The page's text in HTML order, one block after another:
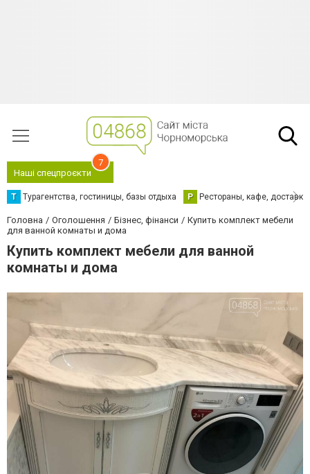
Наші спецпроєкти
7
Т Турагентства, гостиницы, базы отдыха Р Рестораны, кафе,
Головна Оголошення Бізнес, фінанси
Купить комплект мебели
для ванной комнаты и дома
Купить комплект мебели для ванной
комнаты и дома